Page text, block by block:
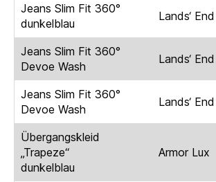
Jeans Slim Fit 360°
dunkelblau
Lands‘ End
Jeans Slim Fit 360°
Devoe Wash
Lands‘ End
Jeans Slim Fit 360°
Devoe Wash
Lands‘ End
Übergangskleid
„Trapeze“
dunkelblau
Armor Lux